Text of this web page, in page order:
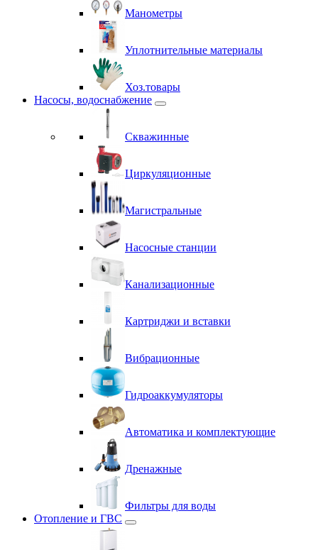
Манометры
Уплотнительные материалы
Хоз.товары
Насосы, водоснабжение
Скважинные
Циркуляционные
Магистральные
Насосные станции
Канализационные
Картриджи и вставки
Вибрационные
Гидроаккумуляторы
Автоматика и комплектующие
Дренажные
Фильтры для воды
Отопление и ГВС